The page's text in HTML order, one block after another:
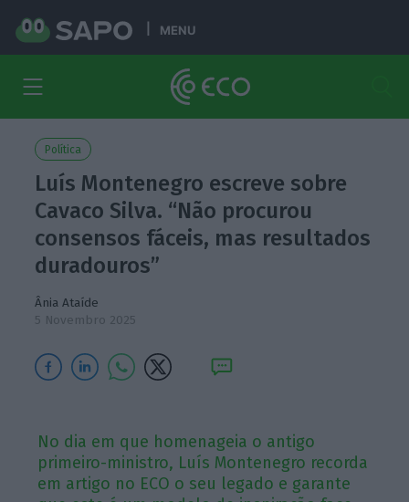
MENU
Política
Luís Montenegro escreve sobre
Cavaco Silva. “Não procurou
consensos fáceis, mas resultados
duradouros”
Ânia Ataíde
5 Novembro 2025
No dia em que homenageia o antigo
primeiro-ministro, Luís Montenegro recorda
em artigo no ECO o seu legado e garante